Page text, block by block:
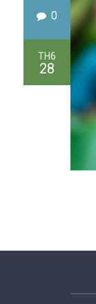
0
TH6
28